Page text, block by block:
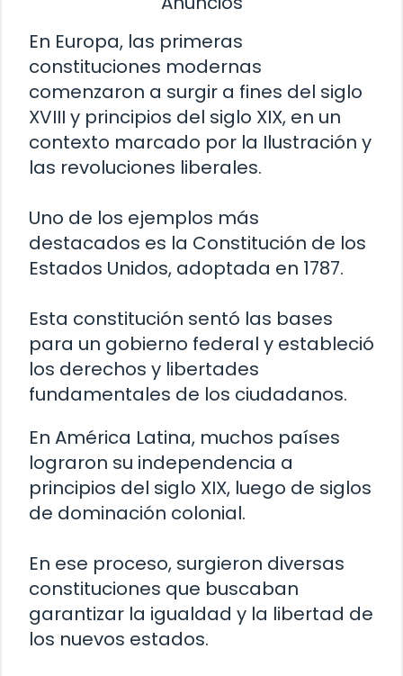
En Europa, las primeras
constituciones modernas
comenzaron a surgir a fines del siglo
XVIII y principios del siglo XIX, en un
contexto marcado por la Ilustración y
las revoluciones liberales.
Uno de los ejemplos más
destacados es la Constitución de los
Estados Unidos, adoptada en 1787.
Esta constitución sentó las bases
para un gobierno federal y estableció
los derechos y libertades
fundamentales de los ciudadanos.
En América Latina, muchos países
lograron su independencia a
principios del siglo XIX, luego de siglos
de dominación colonial.
En ese proceso, surgieron diversas
constituciones que buscaban
garantizar la igualdad y la libertad de
los nuevos estados.